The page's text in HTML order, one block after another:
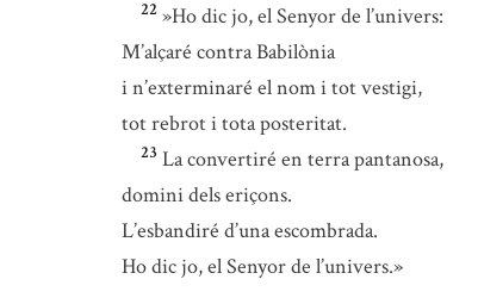
22 »Ho dic jo, el Senyor de l’univers:
M’alçaré contra Babilònia
i n’exterminaré el nom i tot vestigi,
tot rebrot i tota posteritat.
23 La convertiré en terra pantanosa,
domini dels eriçons.
L’esbandiré d’una escombrada.
Ho dic jo, el Senyor de l’univers.»